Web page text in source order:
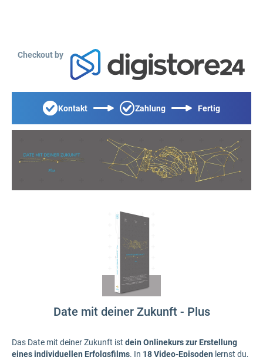
Checkout by
Kontakt Zahlung Fertig
Date mit deiner Zukunft - Plus
Das Date mit deiner Zukunft ist dein Onlinekurs zur Erstellung
eines individuellen Erfolgsfilms. In 18 Video-Episoden lernst du,